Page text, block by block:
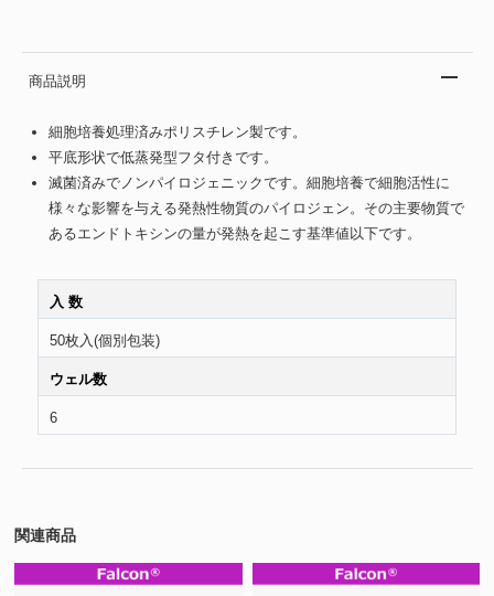
商品説明
細胞培養処理済みポリスチレン製です。
平底形状で低蒸発型フタ付きです。
滅菌済みでノンパイロジェニックです。細胞培養で細胞活性に
様々な影響を与える発熱性物質のパイロジェン。その主要物質で
あるエンドトキシンの量が発熱を起こす基準値以下です。
入 数
50枚入(個別包装)
ウェル数
6
関連商品